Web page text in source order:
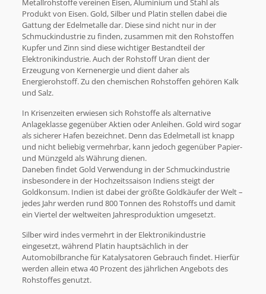
Metallrohstoffe vereinen Eisen, Aluminium und Stahl als
Produkt von Eisen. Gold, Silber und Platin stellen dabei die
Gattung der Edelmetalle dar. Diese sind nicht nur in der
Schmuckindustrie zu finden, zusammen mit den Rohstoffen
Kupfer und Zinn sind diese wichtiger Bestandteil der
Elektronikindustrie. Auch der Rohstoff Uran dient der
Erzeugung von Kernenergie und dient daher als
Energierohstoff. Zu den chemischen Rohstoffen gehören Kalk
und Salz.
In Krisenzeiten erwiesen sich Rohstoffe als alternative
Anlageklasse gegenüber Aktien oder Anleihen. Gold wird sogar
als sicherer Hafen bezeichnet. Denn das Edelmetall ist knapp
und nicht beliebig vermehrbar, kann jedoch gegenüber Papier-
und Münzgeld als Währung dienen.
Daneben findet Gold Verwendung in der Schmuckindustrie
insbesondere in der Hochzeitssaison Indiens steigt der
Goldkonsum. Indien ist dabei der größte Goldkäufer der Welt –
jedes Jahr werden rund 800 Tonnen des Rohstoffs und damit
ein Viertel der weltweiten Jahresproduktion umgesetzt.
Silber wird indes vermehrt in der Elektronikindustrie
eingesetzt, während Platin hauptsächlich in der
Automobilbranche für Katalysatoren Gebrauch findet. Hierfür
werden allein etwa 40 Prozent des jährlichen Angebots des
Rohstoffes genutzt.